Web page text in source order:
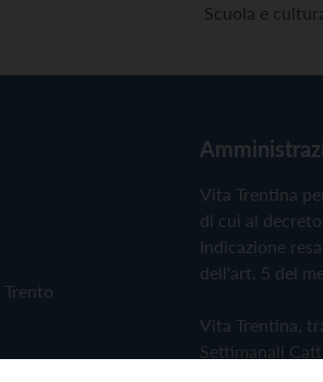
Scuola e
Vita Trentina
di cui al
Indicazione
dell'art. 5 del
Vita Trentina,
Settimanali